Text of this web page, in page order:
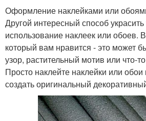
Оформление наклейками или
Другой интересный способ
использование наклеек или обоев.
который вам нравится - это может
узор, растительный мотив или что-
Просто наклейте наклейки или обои
создать оригинальный